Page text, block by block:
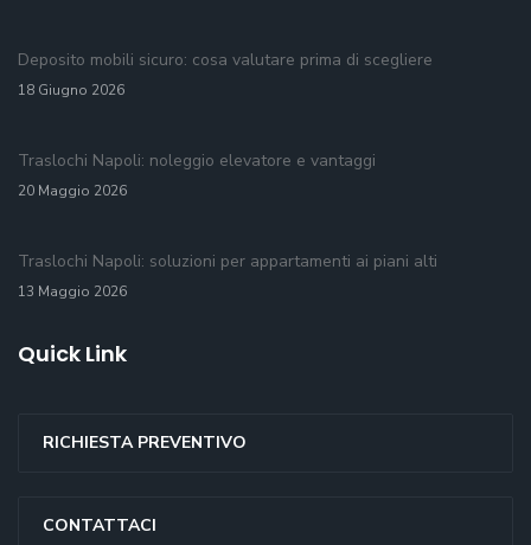
Deposito mobili sicuro: cosa valutare prima di scegliere
18 Giugno 2026
Traslochi Napoli: noleggio elevatore e vantaggi
20 Maggio 2026
Traslochi Napoli: soluzioni per appartamenti ai piani alti
13 Maggio 2026
Quick Link
RICHIESTA PREVENTIVO
CONTATTACI